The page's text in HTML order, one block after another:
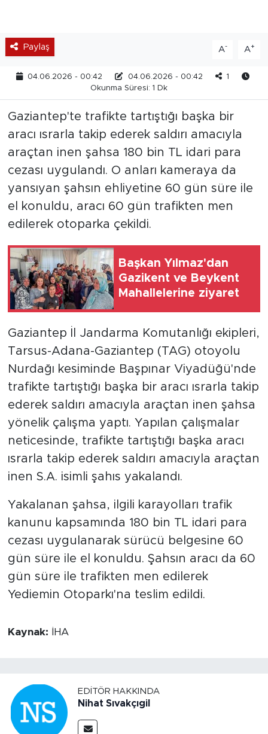
Paylaş A- A+
04.06.2026 - 00:42 04.06.2026 - 00:42
1
Okunma Süresi: 1 Dk
Gaziantep'te trafikte tartıştığı başka bir
aracı ısrarla takip ederek saldırı amacıyla
araçtan inen şahsa 180 bin TL idari para
cezası uygulandı. O anları kameraya da
yansıyan şahsın ehliyetine 60 gün süre ile
el konuldu, aracı 60 gün trafikten men
edilerek otoparka çekildi.
Başkan Yılmaz'dan
Gazikent ve Beykent
Mahallelerine ziyaret
Gaziantep İl Jandarma Komutanlığı ekipleri,
Tarsus-Adana-Gaziantep (TAG) otoyolu
Nurdağı kesiminde Başpınar Viyadüğü'nde
trafikte tartıştığı başka bir aracı ısrarla takip
ederek saldırı amacıyla araçtan inen şahsa
yönelik çalışma yaptı. Yapılan çalışmalar
neticesinde, trafikte tartıştığı başka aracı
ısrarla takip ederek saldırı amacıyla araçtan
inen S.A. isimli şahıs yakalandı.
Yakalanan şahsa, ilgili karayolları trafik
kanunu kapsamında 180 bin TL idari para
cezası uygulanarak sürücü belgesine 60
gün süre ile el konuldu. Şahsın aracı da 60
gün süre ile trafikten men edilerek
Yediemin Otoparkı'na teslim edildi.
Kaynak: İHA
EDITÖR HAKKINDA
Nihat Sıvakçıgil